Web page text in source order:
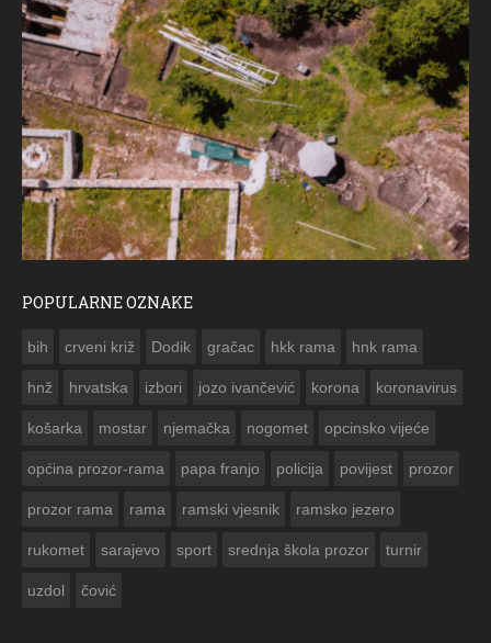
POPULARNE OZNAKE
bih crveni križ Dodik gračac hkk rama hnk rama
hnž hrvatska izbori jozo ivančević korona koronavirus
košarka mostar njemačka nogomet opcinsko vijeće
općina prozor-rama papa franjo policija povijest prozor
prozor rama rama ramski vjesnik ramsko jezero
rukomet sarajevo sport srednja škola prozor turnir
uzdol čović